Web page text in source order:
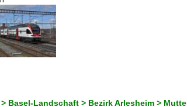
Basel-Landschaft > Bezirk Arlesheim >